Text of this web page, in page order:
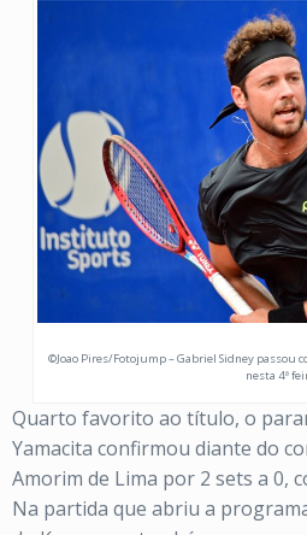
©Joao Pires/Fotojump – Gabriel Sidney passou
nesta 4ª
Quarto favorito ao título, o
Yamacita confirmou diante do
Amorim de Lima por 2 sets a 0,
Na partida que abriu a